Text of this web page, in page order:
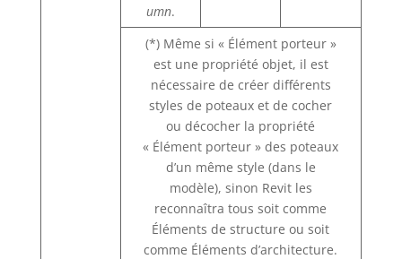
umn.
(*) Même si « Élément porteur »
est une propriété objet, il est
nécessaire de créer différents
styles de poteaux et de cocher
ou décocher la propriété
« Élément porteur » des poteaux
d’un même style (dans le
modèle), sinon Revit les
reconnaîtra tous soit comme
Éléments de structure ou soit
comme Éléments d’architecture.